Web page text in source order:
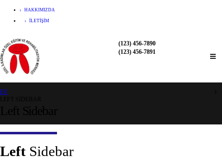
HAKKIMIZDA
İLETIŞIM
(123) 456-7890
(123) 456-7891
EV
Left Sidebar